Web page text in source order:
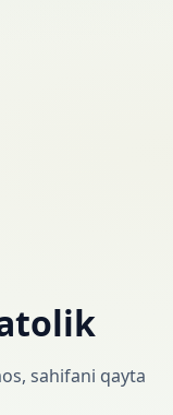
sahifani qayta